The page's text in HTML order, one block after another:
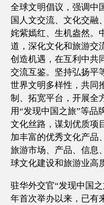
全球文明倡议，强调中
国人文交流、文化交融
姹紫嫣红、生机盎然。
道，深化文化和旅游交
创造机遇，在互利中共
交流互鉴。坚持弘扬平
世界文明多样性，共同
制、拓宽平台，开展全
用“发现中国之旅”等品
文化丝路，谋划优质项
加丰富的优秀文化产品
旅游市场、产品、信息
球文化建设和旅游业高
驻华外交官“发现中国
年首次举办以来，已有